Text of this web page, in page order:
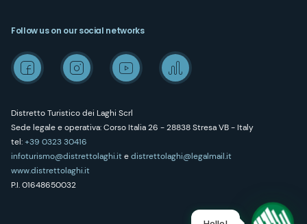
Distretto Turistico dei Laghi Scrl
Sede legale e operativa: Corso Italia 26 - 28838 Stresa VB - Italy
tel:+39 0323 30416
infoturismo@distrettolaghi.itedistrettolaghi@legalmail.it
www.distrettolaghi.it
P.I. 01648650032
Follow us on our social networks